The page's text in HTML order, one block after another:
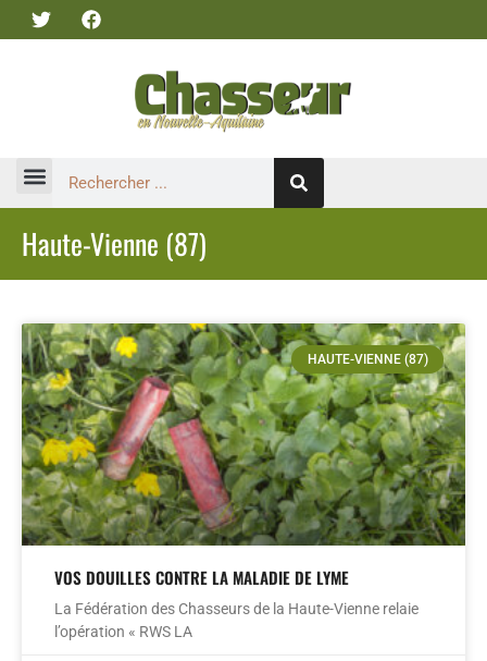
Haute-Vienne (87)
HAUTE-VIENNE (87)
VOS DOUILLES CONTRE LA MALADIE DE LYME
La Fédération des Chasseurs de la Haute-Vienne relaie
l’opération « RWS LA